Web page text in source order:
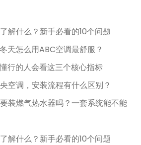
解什么？新手必看的10个问题
天怎么用ABC空调最舒服？
行的人会看这三个核心指标
空调，安装流程有什么区别？
装燃气热水器吗？一套系统能不能
解什么？新手必看的10个问题